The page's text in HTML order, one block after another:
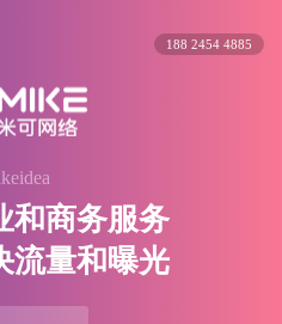
188 2454 4885
和商务服务
流量和曝光